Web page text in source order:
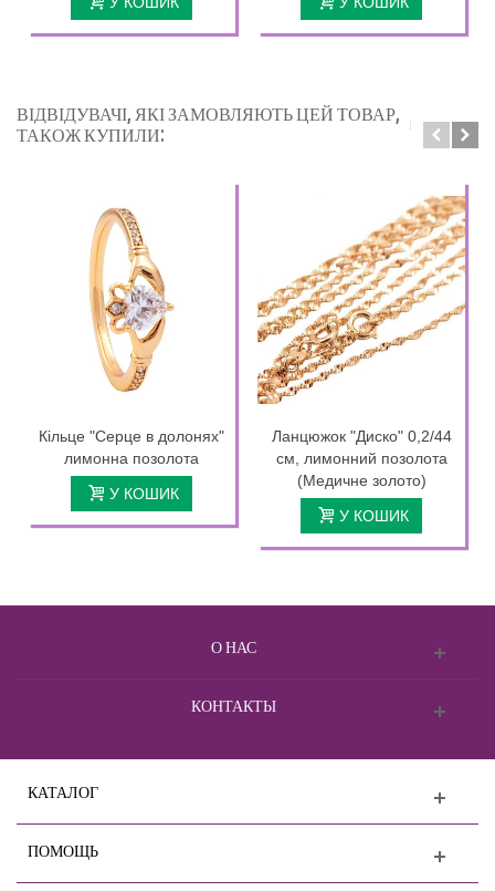
ВІДВІДУВАЧІ, ЯКІ ЗАМОВЛЯЮТЬ ЦЕЙ ТОВАР,
ТАКОЖ КУПИЛИ:
Кільце "Серце в долонях"
лимонна позолота
У КОШИК
Ланцюжок "Диско" 0,2/44
см, лимонний позолота
(Медичне золото)
У КОШИК
О НАС
КОНТАКТЫ
КАТАЛОГ
ПОМОЩЬ